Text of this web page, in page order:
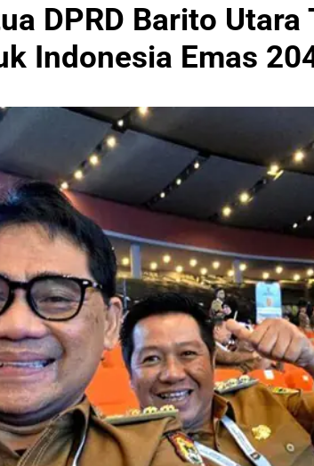
DPRD Barito Utara
Indonesia Emas